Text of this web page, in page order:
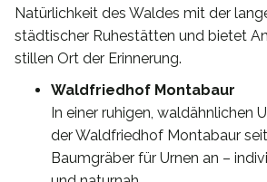
Natürlichkeit des Waldes mit der
städtischer Ruhestätten und bietet
stillen Ort der Erinnerung.
Waldfriedhof Montabaur
In einer ruhigen, waldähnlichen
der Waldfriedhof Montabaur
Baumgräber für Urnen an –